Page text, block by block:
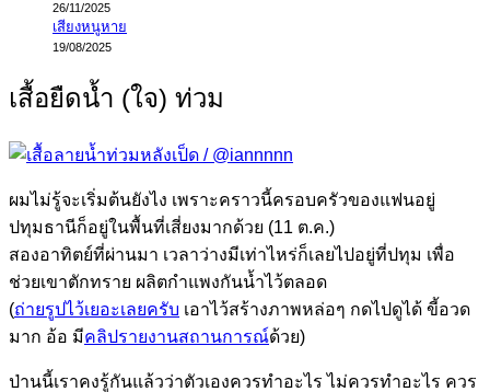
26/11/2025
เสียงหนูหาย
19/08/2025
เสื้อยืดน้ำ (ใจ) ท่วม
ผมไม่รู้จะเริ่มต้นยังไง เพราะคราวนี้ครอบครัวของแฟนอยู่
ปทุมธานีก็อยู่ในพื้นที่เสี่ยงมากด้วย (11 ต.ค.)
สองอาทิตย์ที่ผ่านมา เวลาว่างมีเท่าไหร่ก็เลยไปอยู่ที่ปทุม เพื่อ
ช่วยเขาตักทราย ผลิตกำแพงกันน้ำไว้ตลอด
(ถ่ายรูปไว้เยอะเลยครับ เอาไว้สร้างภาพหล่อๆ กดไปดูได้ ขี้อวด
มาก อ้อ มีคลิปรายงานสถานการณ์ด้วย)
ป่านนี้เราคงรู้กันแล้วว่าตัวเองควรทำอะไร ไม่ควรทำอะไร ควร